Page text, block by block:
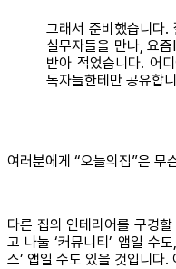
그래서 준비했습니다.
실무자들을 만나, 요
받아 적었습니다. 어
독자들한테만 공유합
여러분에게 “오늘의집”은 무
다른 집의 인테리어를 구경
고 나눌 ‘커뮤니티’ 앱일 수
스’ 앱일 수도 있을 것입니다